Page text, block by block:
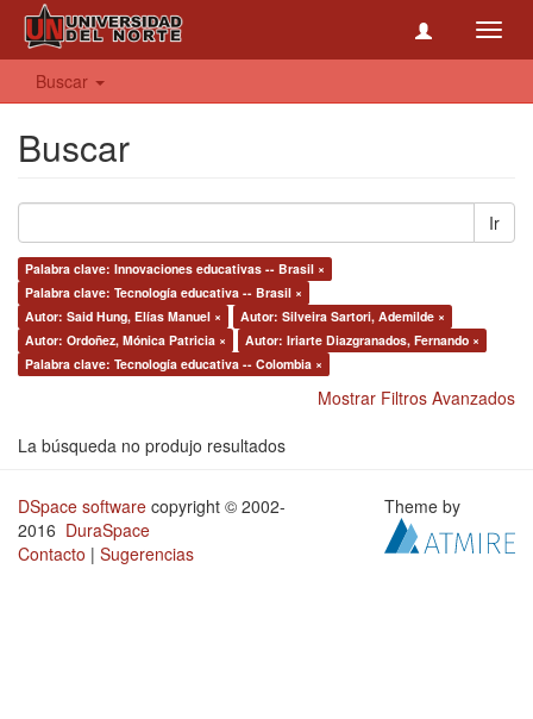
Buscar
Buscar
Ir
Palabra clave: Innovaciones educativas -- Brasil ×
Palabra clave: Tecnología educativa -- Brasil ×
Autor: Said Hung, Elías Manuel ×
Autor: Silveira Sartori, Ademilde ×
Autor: Ordoñez, Mónica Patricia ×
Autor: Iriarte Diazgranados, Fernando ×
Palabra clave: Tecnología educativa -- Colombia ×
Mostrar Filtros Avanzados
La búsqueda no produjo resultados
DSpace software copyright © 2002-
2016 DuraSpace
Contacto | Sugerencias
Theme by